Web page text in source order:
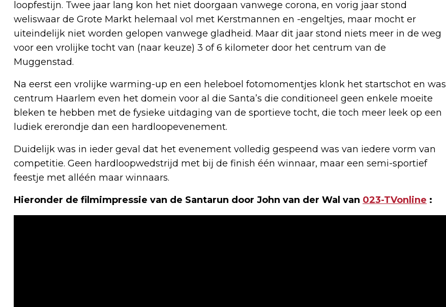
loopfestijn. Twee jaar lang kon het niet doorgaan vanwege corona, en vorig jaar stond
weliswaar de Grote Markt helemaal vol met Kerstmannen en -engeltjes, maar mocht er
uiteindelijk niet worden gelopen vanwege gladheid. Maar dit jaar stond niets meer in de weg
voor een vrolijke tocht van (naar keuze) 3 of 6 kilometer door het centrum van de
Muggenstad.
Na eerst een vrolijke warming-up en een heleboel fotomomentjes klonk het startschot en was
centrum Haarlem even het domein voor al die Santa’s die conditioneel geen enkele moeite
bleken te hebben met de fysieke uitdaging van de sportieve tocht, die toch meer leek op een
ludiek ererondje dan een hardloopevenement.
Duidelijk was in ieder geval dat het evenement volledig gespeend was van iedere vorm van
competitie. Geen hardloopwedstrijd met bij de finish één winnaar, maar een semi-sportief
feestje met alléén maar winnaars.
Hieronder de filmimpressie van de Santarun door John van der Wal van 023-TVonline :